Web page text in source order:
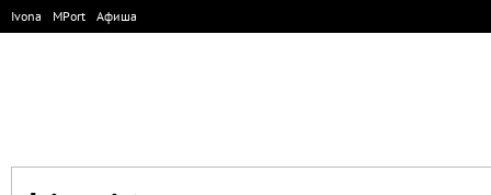
Ivona MPort Афиша